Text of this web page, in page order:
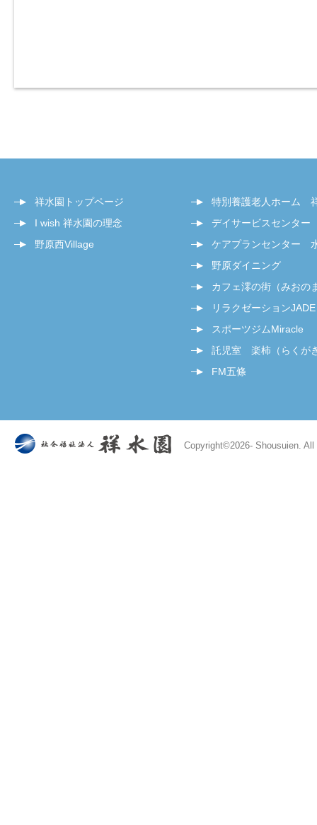
祥水園トップページ
I wish 祥水園の理念
野原西Village
特別養護老人ホーム
デイサービスセンタ
ケアプランセンター
野原ダイニング
カフェ澪の街（みおの
リラクゼーションJADE
スポーツジムMiracle
託児室 楽柿（らくが
FM五條
Copyright©2026- Shousuien.